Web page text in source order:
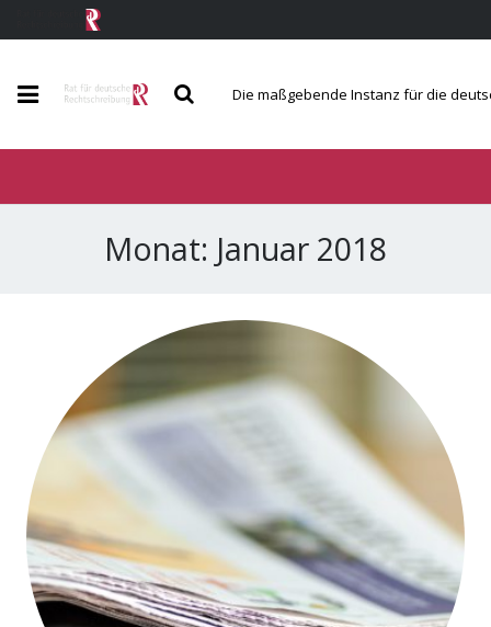
Die maßgebende Instanz für die
Monat: Januar 2018